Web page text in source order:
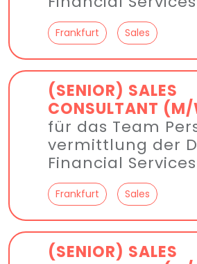
Frankfurt Sales
(SENIOR) SALES
CONSULTANT
für das Team
vermittlung der
Financial Services
Frankfurt Sales
(SENIOR) SALES